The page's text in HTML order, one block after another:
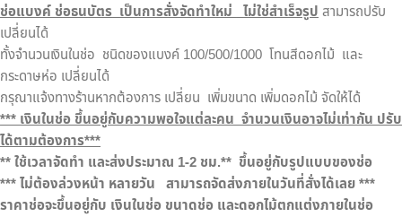
ช่อแบงค์ ช่อธนบัตร เป็นการสั่งจัดทำใหม่ ไม่ใช่สำเร็จรูปสามารถปรับ
เปลี่ยนได้
ทั้งจำนวนเงินในช่อ ชนิดของแบงค์ 100/500/1000 โทนสีดอกไม้ และ
กระดาษห่อ เปลี่ยนได้
กรุณาแจ้งทางร้านหากต้องการ เปลี่ยน เพิ่มขนาด เพิ่มดอกไม้ จัดให้ได้
***เงินในช่อ ขึ้นอยู่กับความพอใจแต่ละคน จำนวนเงินอาจไม่เท่ากัน ปรับ
ได้ตามต้องการ***
**ใช้เวลาจัดทำ และส่งประมาณ 1-2 ชม.** ขึ้นอยู่กับรูปแบบของช่อ
***ไม่ต้องล่วงหน้า หลายวัน สามารถจัดส่งภายในวันที่สั่งได้เลย ***
ราคาช่อจะขึ้นอยู่กับ เงินในช่อ ขนาดช่อ และดอกไม้ตกแต่งภายในช่อ